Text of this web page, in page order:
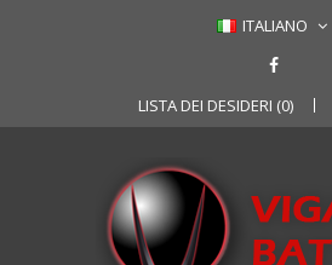
ITALIANO
LISTA DEI DESIDERI (0)